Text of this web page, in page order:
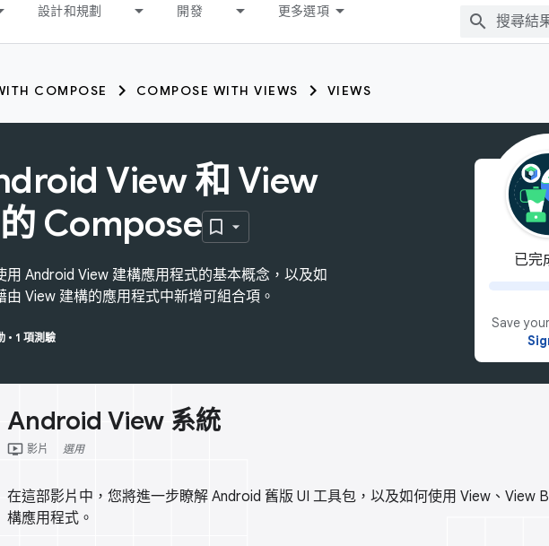
設計和規劃 開發 更多選項
COMPOSE COMPOSE WITH VIEWS VIEWS
View 和 View
Compose
用 Android View 建構應用程式的基本概念，以及如
由 View 建構的應用程式中新增可組合項。
• 1 項測驗
已完
Save
Android View 系統
ondemand_video 影片 選用
在這部影片中，您將進一步瞭解 Android 舊版 UI 工具包，以及如何使用 View、View
構應用程式。